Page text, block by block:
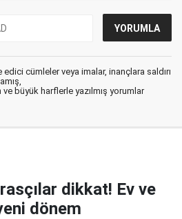
cümleler veya imalar, inançlara saldırı
büyük harflerle yazılmış yorumlar
dikkat! Ev ve
dönem